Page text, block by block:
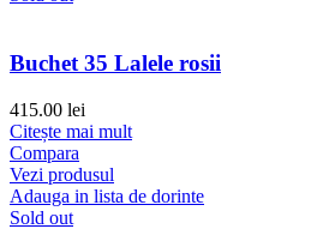
Buchet 35 Lalele rosii
415.00 lei
Citește mai mult
Compara
Vezi produsul
Adauga in lista de dorinte
Sold out